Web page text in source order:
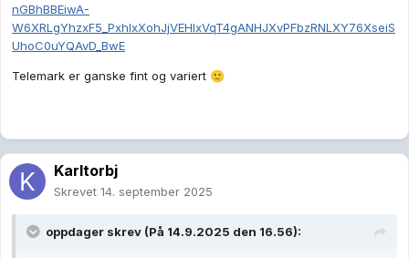
nGBhBBEiwA-
W6XRLgYhzxF5_PxhIxXohJjVEHIxVqT4gANHJXvPFbzRNLXY76XseiS
UhoC0uYQAvD_BwE
Telemark er ganske fint og variert 🙂
Karltorbj
Skrevet 14. september 2025
oppdager skrev (På 14.9.2025 den 16.56):